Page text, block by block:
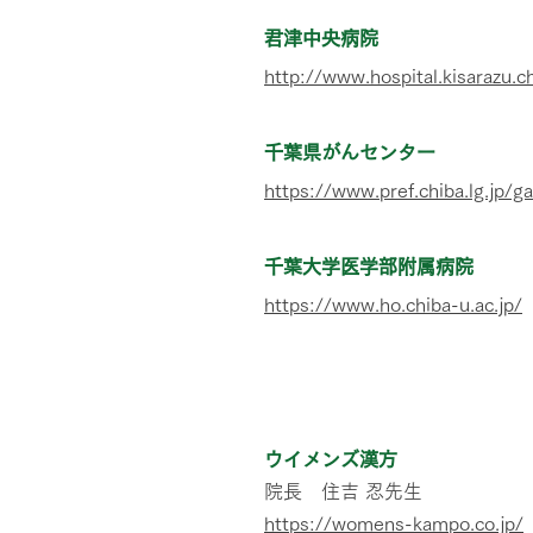
君津中央病院
http://
千葉県がんセンター
https://www.pref.chiba.lg.jp/
千葉大学医学部附属病院
https://www.ho.chiba-u.ac.jp/
ウイメンズ漢方
院長 住吉 忍先生
https://womens-kampo.co.jp/